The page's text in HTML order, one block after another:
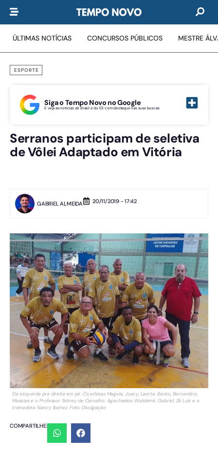
ÚLTIMAS NOTÍCIAS CONCURSOS PÚBLICOS MESTRE
ESPORTE
Siga o Tempo Novo no Google
E veja as notícias do Brasil e do ES com destaque nas suas buscas
Serranos participam de seletiva
de Vôlei Adaptado em Vitória
GABRIEL ALMEIDA 20/11/2019 - 17:42
Da esquerda pra direita em pé: Os atletas Magela, Joacy, Laerte, Bento, Bernardino,
Messias e o Professor Sidney de Carvalho. Agachados: Waldemir, Gabriel, Zé Luiz e a
treinadora Nancy Ibañez. Foto: Divulgação
COMPARTILHE: